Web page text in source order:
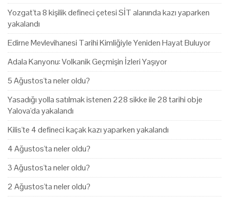
Yozgat'ta 8 kişilik defineci çetesi SİT alanında kazı yaparken
yakalandı
Edirne Mevlevihanesi Tarihi Kimliğiyle Yeniden Hayat Buluyor
Adala Kanyonu: Volkanik Geçmişin İzleri Yaşıyor
5 Ağustos'ta neler oldu?
Yasadığı yolla satılmak istenen 228 sikke ile 28 tarihi obje
Yalova'da yakalandı
Kilis'te 4 defineci kaçak kazı yaparken yakalandı
4 Ağustos'ta neler oldu?
3 Ağustos'ta neler oldu?
2 Ağustos'ta neler oldu?